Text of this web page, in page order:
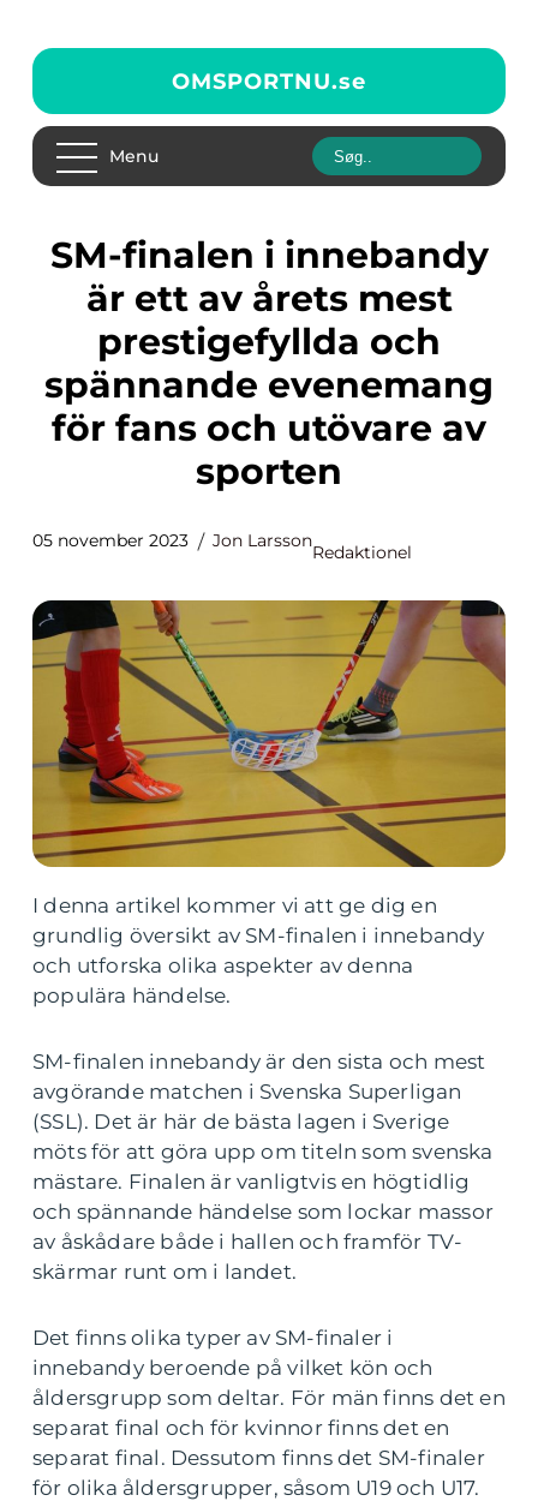
OMSPORTNU.se
Menu
SM-finalen i innebandy
är ett av årets mest
prestigefyllda och
spännande evenemang
för fans och utövare av
sporten
05 november 2023 Jon Larsson
Redaktionel
I denna artikel kommer vi att ge dig en
grundlig översikt av SM-finalen i innebandy
och utforska olika aspekter av denna
populära händelse.
SM-finalen innebandy är den sista och mest
avgörande matchen i Svenska Superligan
(SSL). Det är här de bästa lagen i Sverige
möts för att göra upp om titeln som svenska
mästare. Finalen är vanligtvis en högtidlig
och spännande händelse som lockar massor
av åskådare både i hallen och framför TV-
skärmar runt om i landet.
Det finns olika typer av SM-finaler i
innebandy beroende på vilket kön och
åldersgrupp som deltar. För män finns det en
separat final och för kvinnor finns det en
separat final. Dessutom finns det SM-finaler
för olika åldersgrupper, såsom U19 och U17.